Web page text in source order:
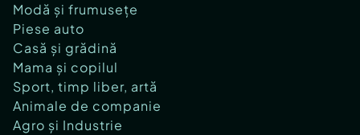
Modă și frumusețe
Piese auto
Casă și grădină
Mama și copilul
Sport, timp liber, artă
Animale de companie
Agro și Industrie